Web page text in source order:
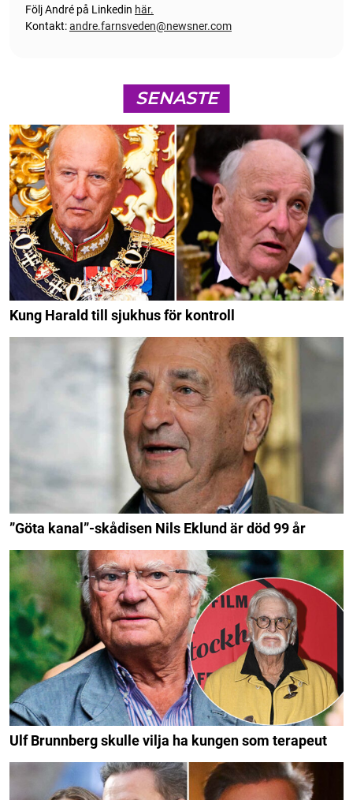
Följ André på Linkedin här.
Kontakt:andre.farnsveden@newsner.com
SENASTE
Kung Harald till sjukhus för kontroll
”Göta kanal”-skådisen Nils Eklund är död 99 år
Ulf Brunnberg skulle vilja ha kungen som terapeut